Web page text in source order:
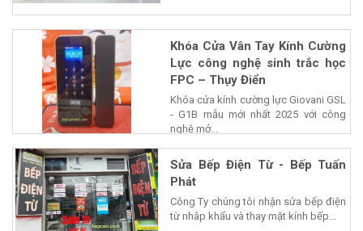
Khóa Cửa Vân Tay Kính Cường
Lực công nghệ sinh trắc học
FPC – Thụy Điển
Khóa cửa kính cường lực Giovani GSL
- G1B mẫu mới nhất 2025 với công
nghệ mở...
Sửa Bếp Điện Từ - Bếp Tuấn
Phát
Công Ty chúng tôi nhận sửa bếp điện
từ nhâp khẩu và thay mặt kính bếp...